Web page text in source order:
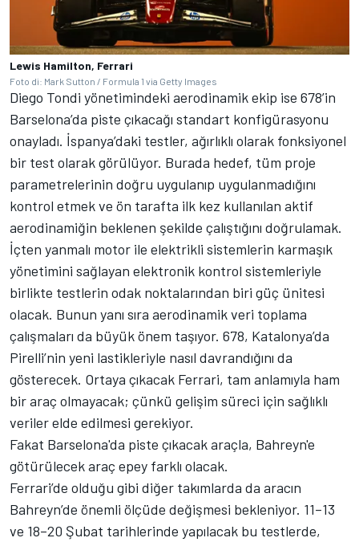
Lewis Hamilton, Ferrari
Foto di: Mark Sutton / Formula 1 via Getty Images
Diego Tondi yönetimindeki aerodinamik ekip ise 678’in
Barselona’da piste çıkacağı standart konfigürasyonu
onayladı. İspanya’daki testler, ağırlıklı olarak fonksiyonel
bir test olarak görülüyor. Burada hedef, tüm proje
parametrelerinin doğru uygulanıp uygulanmadığını
kontrol etmek ve ön tarafta ilk kez kullanılan aktif
aerodinamiğin beklenen şekilde çalıştığını doğrulamak.
İçten yanmalı motor ile elektrikli sistemlerin karmaşık
yönetimini sağlayan elektronik kontrol sistemleriyle
birlikte testlerin odak noktalarından biri güç ünitesi
olacak. Bunun yanı sıra aerodinamik veri toplama
çalışmaları da büyük önem taşıyor. 678, Katalonya’da
Pirelli’nin yeni lastikleriyle nasıl davrandığını da
gösterecek. Ortaya çıkacak Ferrari, tam anlamıyla ham
bir araç olmayacak; çünkü gelişim süreci için sağlıklı
veriler elde edilmesi gerekiyor.
Fakat Barselona'da piste çıkacak araçla, Bahreyn'e
götürülecek araç epey farklı olacak.
Ferrari’de olduğu gibi diğer takımlarda da aracın
Bahreyn’de önemli ölçüde değişmesi bekleniyor. 11–13
ve 18–20 Şubat tarihlerinde yapılacak bu testlerde,